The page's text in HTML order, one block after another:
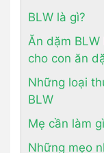
BLW là gì?
Ăn dặm
cho con ăn
Những loại
BLW
Mẹ cần làm
Những mẹo